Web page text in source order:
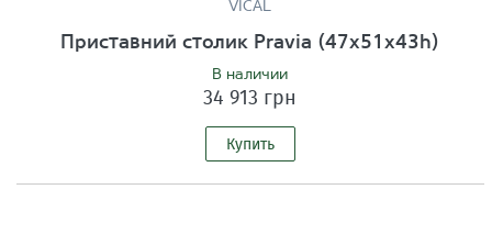
VICAL
Приставний столик Pravia (47x51x43h)
В наличии
34 913 грн
Купить